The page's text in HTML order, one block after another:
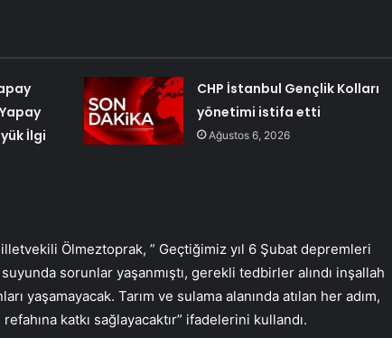
İlgi
CHP İstanbul Gençlik Kolları
yönetimi istifa etti
Ağustos 6, 2026
Ölmeztoprak, ” Geçtiğimiz yıl 6 Şubat depremleri
sorunlar yaşanmıştı, gerekli tedbirler alındı inşallah
yaşamayacak. Tarım ve sulama alanında atılan her adım,
katkı sağlayacaktır” ifadelerini kullandı.